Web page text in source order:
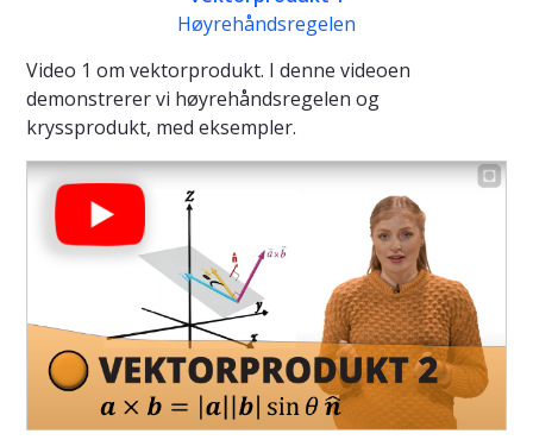
Høyrehåndsregelen
Video 1 om vektorprodukt. I denne videoen
demonstrerer vi høyrehåndsregelen og
kryssprodukt, med eksempler.